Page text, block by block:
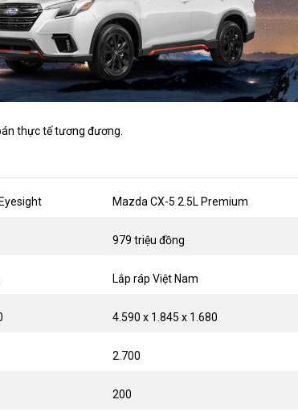
thực tế tương đương.
Mazda CX-5 2.5L Premium
979 triệu đồng
Lắp ráp Việt Nam
4.590 x 1.845 x 1.680
2.700
200